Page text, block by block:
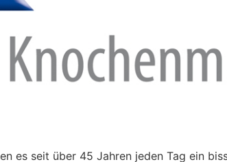
es seit über 45 Jahren jeden Tag ein